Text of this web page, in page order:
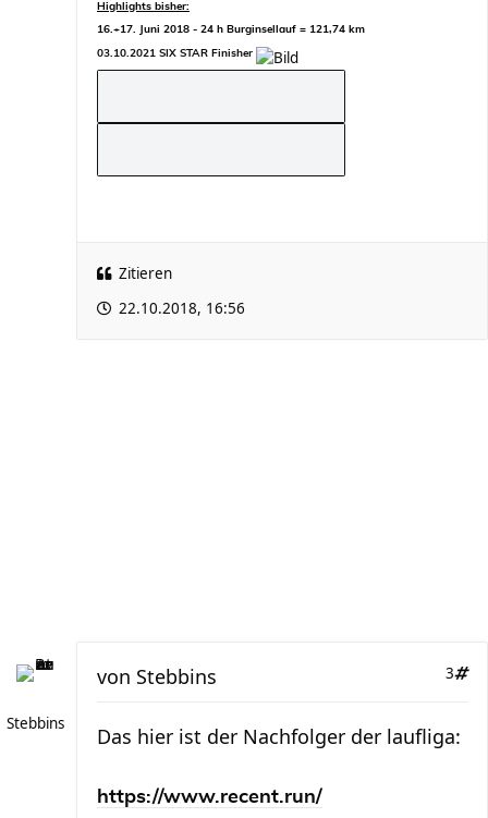
Highlights bisher:
16.+17. Juni 2018 - 24 h Burginsellauf = 121,74 km
03.10.2021 SIX STAR Finisher
Zitieren
22.10.2018, 16:56
Stebbins
3
von Stebbins
Das hier ist der Nachfolger der laufliga:
https://www.recent.run/